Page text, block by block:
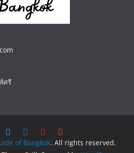
ศรี
of Bangkok. All rights reserved.